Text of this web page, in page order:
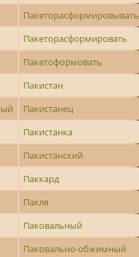
Пакеторасформировывать
Пакеторасформировать
Пакетоформовать
Пакистан
Пакистанец
Пакистанка
Пакистанский
Паккард
Пакля
Паковальный
Паковально-обжимный